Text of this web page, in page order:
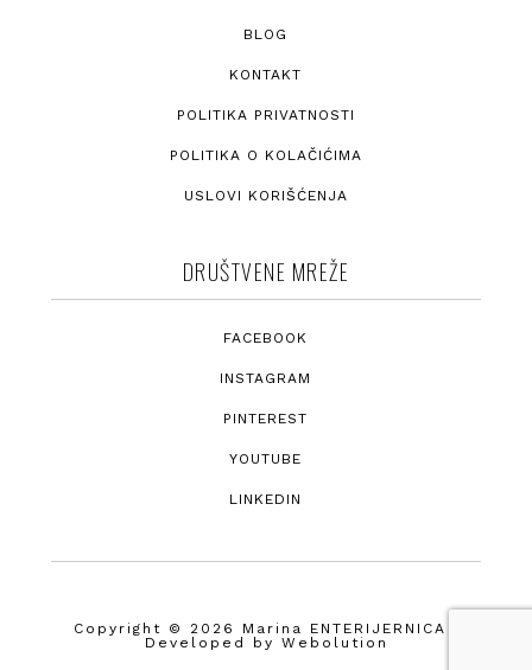
BLOG
KONTAKT
POLITIKA PRIVATNOSTI
POLITIKA O KOLAČIĆIMA
USLOVI KORIŠĆENJA
DRUŠTVENE MREŽE
FACEBOOK
INSTAGRAM
PINTEREST
YOUTUBE
LINKEDIN
Copyright © 2026 Marina ENTERIJERNICA ·
Developed by Webolution